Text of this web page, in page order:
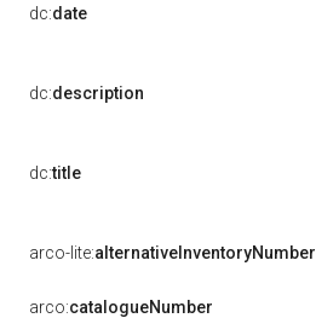
dc:date
dc:description
dc:title
arco-lite:alternativeInventoryNumber
arco:catalogueNumber